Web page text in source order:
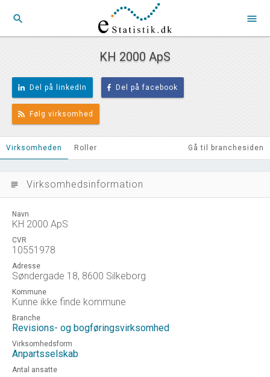
search menu
KH 2000 ApS
Del på linkedIn Del på facebook
Følg virksomhed
Virksomheden Roller Gå til branchesiden
subject Virksomhedsinformation
Navn
KH 2000 ApS
CVR
10551978
Adresse
Søndergade 18, 8600 Silkeborg
Kommune
Kunne ikke finde kommune
Branche
Revisions- og bogføringsvirksomhed
Virksomhedsform
Anpartsselskab
Antal ansatte